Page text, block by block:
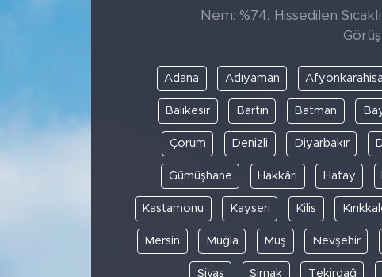
Nem: %74, Hissedilen
Adana Adıyaman
Balıkesir Bartın Batman
Çorum Denizli Diyarbakır
Gümüşhane Hakkâri Hatay
Kastamonu Kayseri Kilis
Mersin Muğla Muş Nevşehir
Sivas Şırnak Tekirdağ